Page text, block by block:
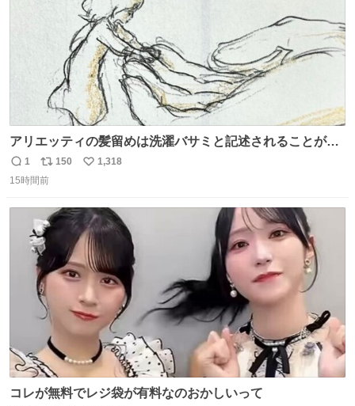
アリエッティの髪留めは洗濯バサミと記述されることが多
いですが、もっと小さいプラスチックのクリップです。 バ
ネは使いやすいように強度を調整してあるはず。
返
信
1
リ
ポ
ト
数
150
い
数
1,318
15時間前
コレが無料でレジ袋が有料なのおかしいって